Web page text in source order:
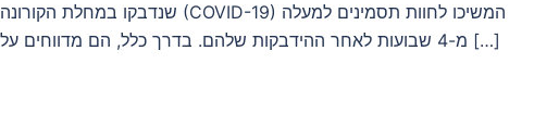
שנדבקו במחלת הקורונה (COVID-19) המשיכו לחוות תסמינים למעלה
מ-4 שבועות לאחר ההידבקות שלהם. בדרך כלל, הם מדווחים על […]